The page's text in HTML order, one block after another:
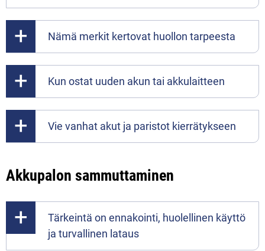
Nämä merkit kertovat huollon tarpeesta
Kun ostat uuden akun tai akkulaitteen
Vie vanhat akut ja paristot kierrätykseen
Akkupalon sammuttaminen
Tärkeintä on ennakointi, huolellinen käyttö
ja turvallinen lataus